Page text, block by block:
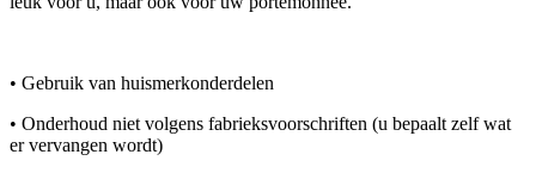
• Gebruik van huismerkonderdelen
• Onderhoud niet volgens fabrieksvoorschriften (u bepaalt zelf wat
er vervangen wordt)